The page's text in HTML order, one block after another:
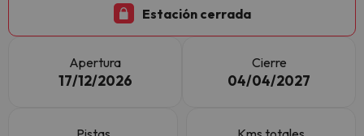
Estación cerrada
Apertura
17/12/2026
Cierre
04/04/2027